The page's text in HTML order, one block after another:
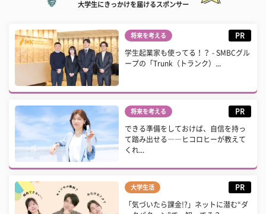
大学生にきっかけを届けるスポンサー
将来を考える PR
学生起業家も使ってる！？ - SMBCグル
ープの「Trunk（トランク）...
将来を考える PR
できる準備をしておけば、自信を持っ
て踏み出せる――ヒコロヒーが教えて
くれ...
大学生活 PR
「気づいたら課金!?」ネットに潜む“ダ